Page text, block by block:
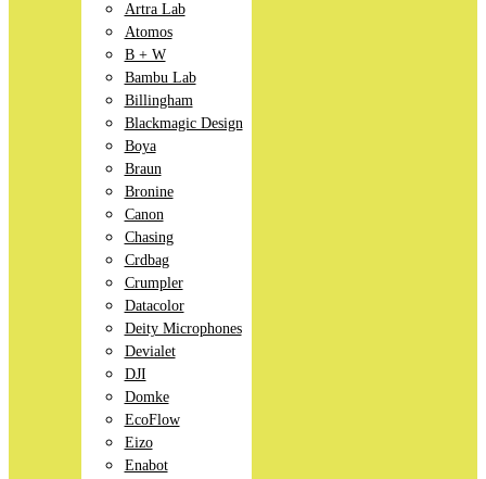
Artra Lab
Atomos
B + W
Bambu Lab
Billingham
Blackmagic Design
Boya
Braun
Bronine
Canon
Chasing
Crdbag
Crumpler
Datacolor
Deity Microphones
Devialet
DJI
Domke
EcoFlow
Eizo
Enabot